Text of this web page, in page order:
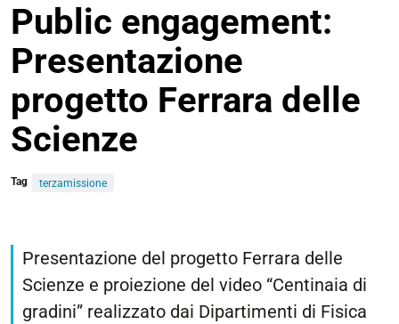
Public engagement:
Presentazione
progetto Ferrara delle
Scienze
Tag terzamissione
engagement-
presentazione-
progetto-
ferrara-
Presentazione del progetto Ferrara delle
Scienze e proiezione del video “Centinaia di
gradini” realizzato dai Dipartimenti di Fisica